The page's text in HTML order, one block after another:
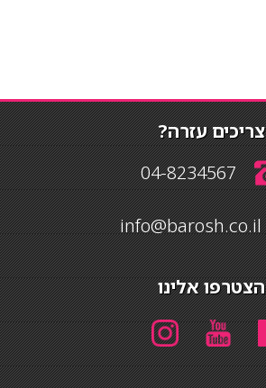
צריכים עזרה?
04-8234567
info@barosh.co.il
הצטרפו אלינו